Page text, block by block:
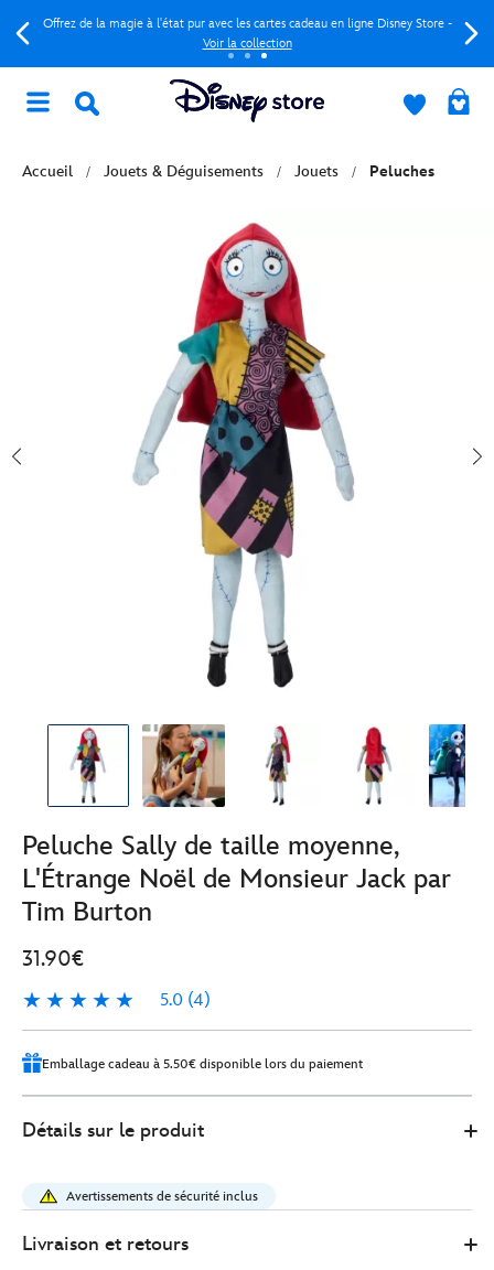
Offrez de la magie à l'état pur avec les cartes cadeau en ligne Disney Store -
Voir la collection
Accueil Jouets & Déguisements Jouets Peluches
Peluche Sally de taille moyenne,
L'Étrange Noël de Monsieur Jack par
Tim Burton
31.90€
5.0 (4)
5.0
4
Emballage cadeau à 5.50€ disponible lors du paiement
31.90
de-
taille-
Détails sur le produit
Avertissements de sécurité inclus
Livraison et retours